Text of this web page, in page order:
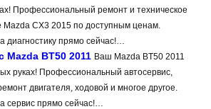
Профессиональный ремонт и техническое
Mazda CX3 2015 по доступным ценам.
диагностику прямо сейчас!…
Mazda BT50 2011 Ваш Mazda BT50 2011
руках! Профессиональный автосервис,
двигателя, ходовой и многое другое.
сервис прямо сейчас!…